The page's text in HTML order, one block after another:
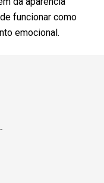
funcionar como
emocional.